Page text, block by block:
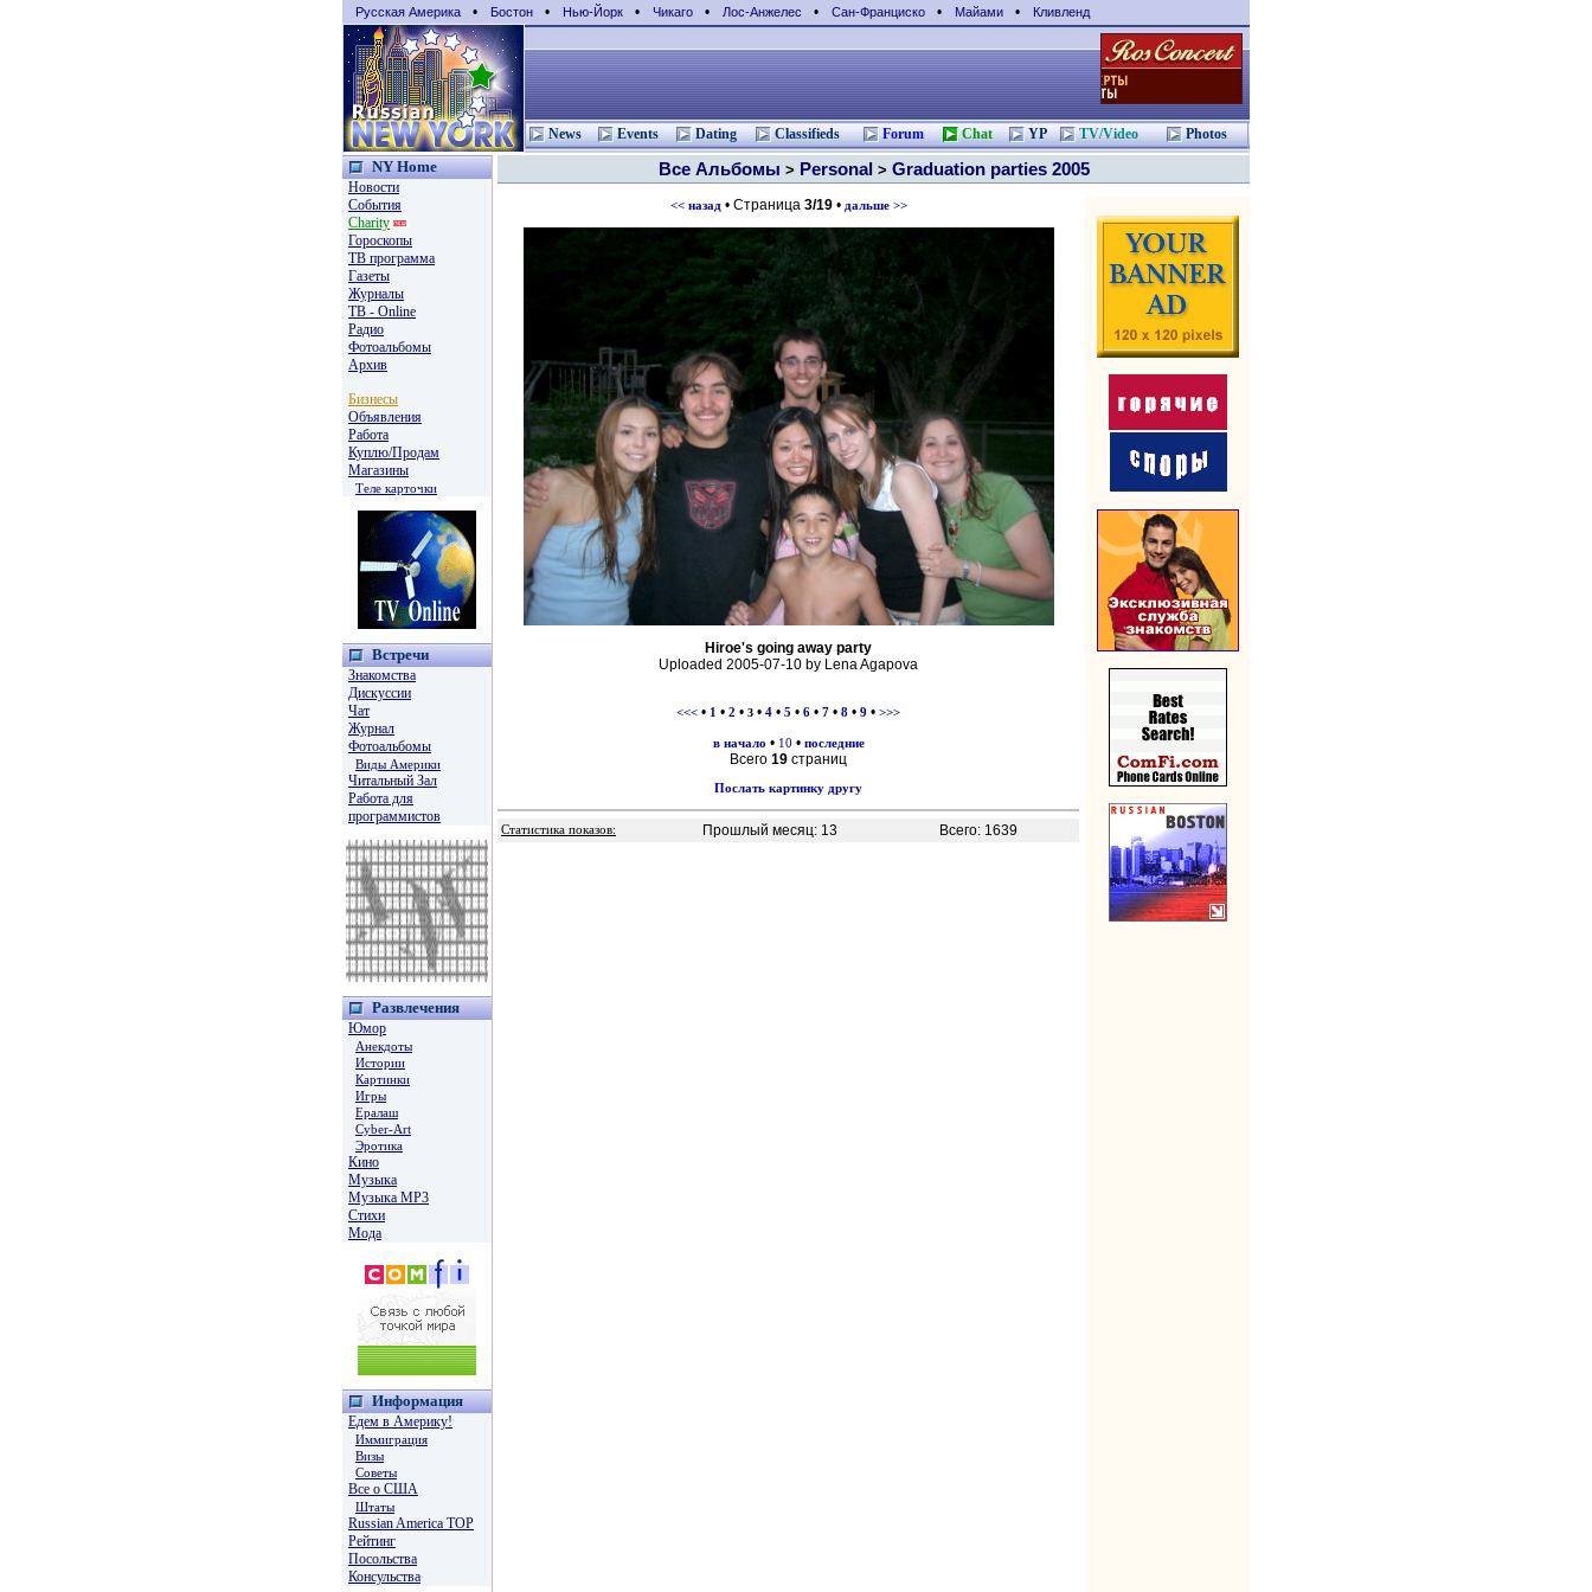
Русская Америка • Бостон • Нью-Йорк • Чикаго • Лос-Анжелес • Сан-Франциcко • Майами • Кливленд
News Events Dating Classifieds Forum Chat YP TV/Video Photos
NY Home
Новости
События
Charity
Гороскопы
TВ программа
Газеты
Журналы
ТВ - Online
Радио
Фотоальбомы
Архив
Бизнесы
Объявления
Работа
Куплю/Продам
Магазины
Теле карточки
Встречи
Знакомства
Дискуссии
Чат
Журнал
Фотоальбомы
Виды Америки
Читальный Зал
Работа для
программистов
Развлечения
Юмор
Анекдоты
Истории
Картинки
Игры
Ералаш
Cyber-Art
Эротика
Кино
Музыка
Музыка MP3
Стихи
Мода
Информация
Едем в Америку!
Иммиграция
Визы
Советы
Все о США
Штаты
Russian America TOP
Рейтинг
Посольства
Консульства
Все Альбомы > Personal > Graduation parties 2005
<< назад• Страница 3/19• дальше >>
Hiroe's going away party
Uploaded 2005-07-10 by Lena Agapova
<<< • 1 • 2 • 3 • 4 • 5 • 6 • 7 • 8 • 9 • >>>
в начало • 10 • последние
Всего 19 страниц
Послать картинку другу
Статистика показов: Прошлый месяц: 13 Всего: 1639